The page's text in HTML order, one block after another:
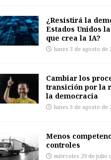
¿Resistirá la
Estados Unidos
que crea la IA?
lunes 3 de agosto de
Cambiar los
transición por la
la democracia
lunes 3 de agosto de
Menos
controles
miércoles 29 de julio